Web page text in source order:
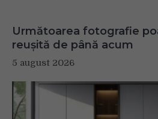
Următoarea fotografie
reușită de până acum
5 august 2026